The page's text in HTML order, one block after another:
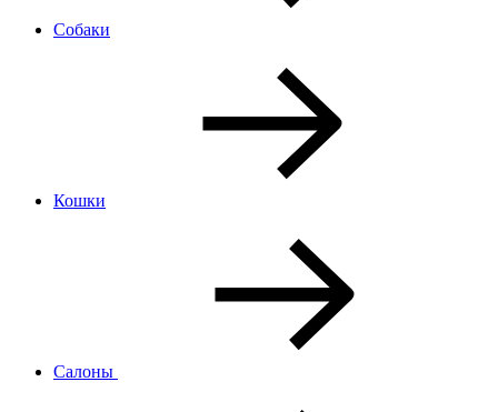
Собаки
Кошки
Салоны